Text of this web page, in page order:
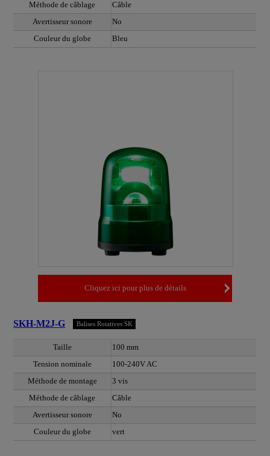
Méthode de câblage
Câble
Avertisseur sonore
No
Couleur du globe
Bleu
Cliquez ici pour plus de détails
SKH-M2J-G Balises Rotatives SK
Taille
100 mm
Tension nominale
100-240V AC
Méthode de montage
3 vis
Méthode de câblage
Câble
Avertisseur sonore
No
Couleur du globe
vert